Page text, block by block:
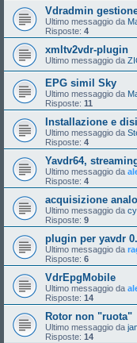
Vdradmin
Ultimo messaggio da
Risposte: 4
xmltv2vdr-plugin
Ultimo messaggio da
EPG simil Sky
Ultimo messaggio da
Risposte: 11
Installazione e
Ultimo messaggio da
Risposte: 4
Yavdr64,
Ultimo messaggio da
Risposte: 4
acquisizione
Ultimo messaggio da
Risposte: 9
plugin per yavdr
Ultimo messaggio da
Risposte: 6
VdrEpgMobile
Ultimo messaggio da
Risposte: 14
Rotor non "ruota"
Ultimo messaggio da
Risposte: 14